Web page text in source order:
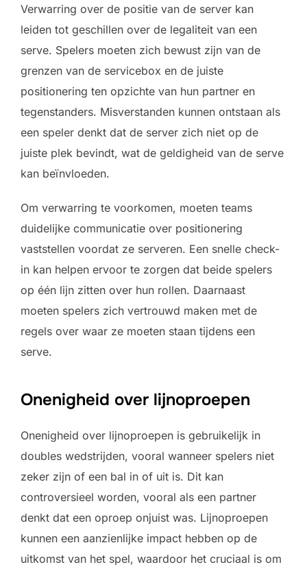
Verwarring over de positie van de server kan
leiden tot geschillen over de legaliteit van een
serve. Spelers moeten zich bewust zijn van de
grenzen van de servicebox en de juiste
positionering ten opzichte van hun partner en
tegenstanders. Misverstanden kunnen ontstaan als
een speler denkt dat de server zich niet op de
juiste plek bevindt, wat de geldigheid van de serve
kan beïnvloeden.
Om verwarring te voorkomen, moeten teams
duidelijke communicatie over positionering
vaststellen voordat ze serveren. Een snelle check-
in kan helpen ervoor te zorgen dat beide spelers
op één lijn zitten over hun rollen. Daarnaast
moeten spelers zich vertrouwd maken met de
regels over waar ze moeten staan tijdens een
serve.
Onenigheid over lijnoproepen
Onenigheid over lijnoproepen is gebruikelijk in
doubles wedstrijden, vooral wanneer spelers niet
zeker zijn of een bal in of uit is. Dit kan
controversieel worden, vooral als een partner
denkt dat een oproep onjuist was. Lijnoproepen
kunnen een aanzienlijke impact hebben op de
uitkomst van het spel, waardoor het cruciaal is om